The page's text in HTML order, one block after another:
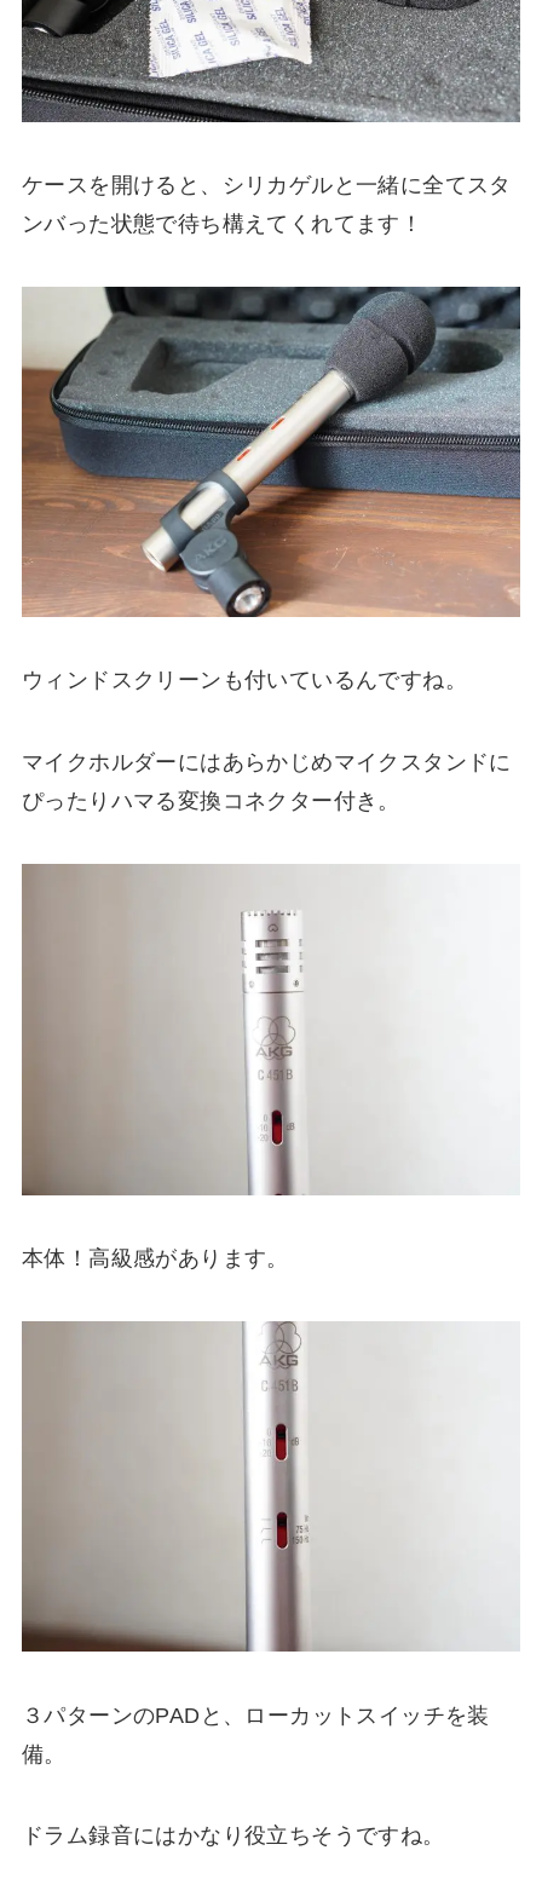
ケースを開けると、シリカゲルと一緒に全てスタ
ンバった状態で待ち構えてくれてます！
ウィンドスクリーンも付いているんですね。
マイクホルダーにはあらかじめマイクスタンドに
ぴったりハマる変換コネクター付き。
本体！高級感があります。
３パターンのPADと、ローカットスイッチを装
備。
ドラム録音にはかなり役立ちそうですね。